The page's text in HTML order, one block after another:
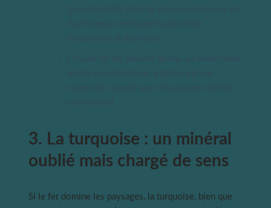
3. La turquoise : un minéral
oublié mais chargé de sens
Si le fer domine les paysages, la turquoise, bien que